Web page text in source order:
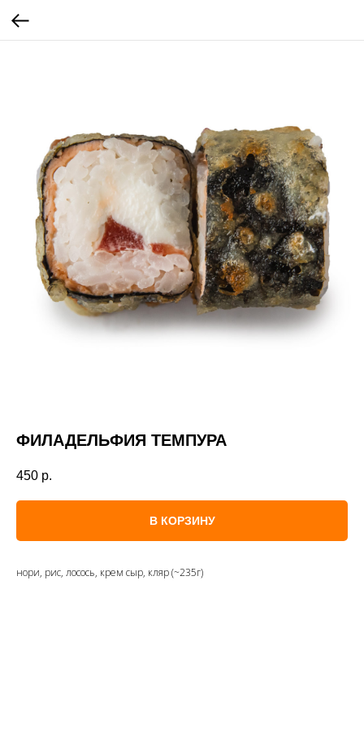
ФИЛАДЕЛЬФИЯ ТЕМПУРА
450 р.
В КОРЗИНУ
нори, рис, лосось, крем сыр, кляр (~235г)